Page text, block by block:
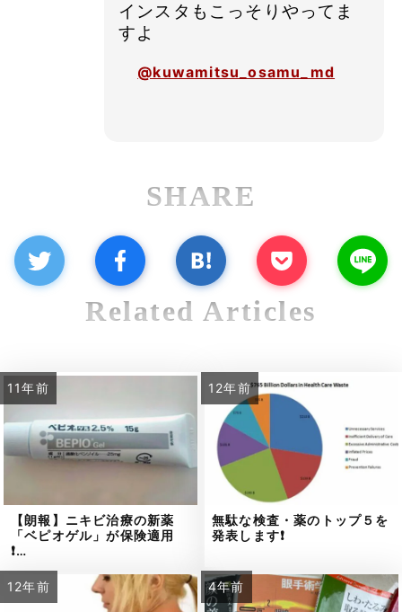
インスタもこっそりやってま
すよ
@kuwamitsu_osamu_md
SHARE
Related Articles
11年前
【朗報】ニキビ治療の新薬
「ベピオゲル」が保険適用
❗…
12年前
無駄な検査・薬のトップ５を
発表します❗
12年前 4年前